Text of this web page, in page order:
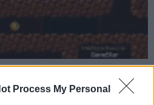
Process My Personal
- így kezdtek el a magyarok